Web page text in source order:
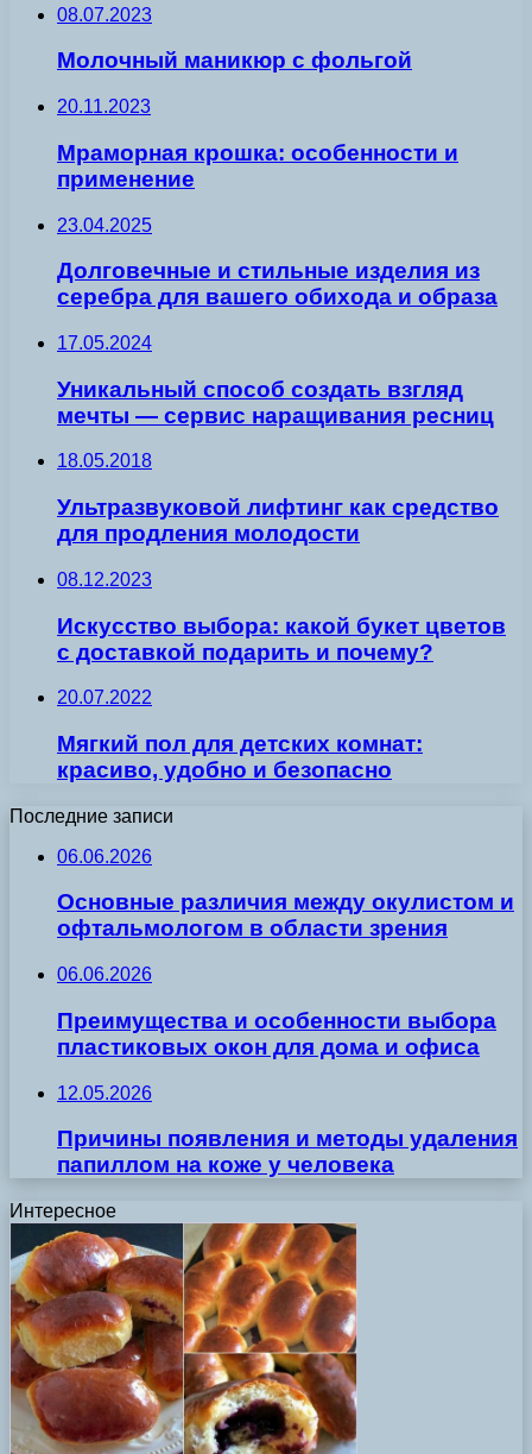
08.07.2023
Молочный маникюр с фольгой
20.11.2023
Мраморная крошка: особенности и
применение
23.04.2025
Долговечные и стильные изделия из
серебра для вашего обихода и образа
17.05.2024
Уникальный способ создать взгляд
мечты — сервис наращивания ресниц
18.05.2018
Ультразвуковой лифтинг как средство
для продления молодости
08.12.2023
Искусство выбора: какой букет цветов
с доставкой подарить и почему?
20.07.2022
Мягкий пол для детских комнат:
красиво, удобно и безопасно
Последние записи
06.06.2026
Основные различия между окулистом и
офтальмологом в области зрения
06.06.2026
Преимущества и особенности выбора
пластиковых окон для дома и офиса
12.05.2026
Причины появления и методы удаления
папиллом на коже у человека
Интересное